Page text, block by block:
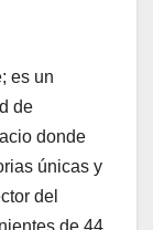
es un
de
donde
únicas y
del
de 44